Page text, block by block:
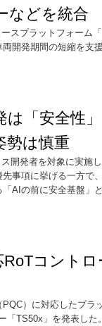
などを統合
スプラットフォーム
開発期間の短縮を支
は「安全性
勢は慎重
開発者を対象に実施
事項に挙げる一方で
AIの前に安全基盤」
RoTコント
）に対応したプラ
「TS50x」を発表し